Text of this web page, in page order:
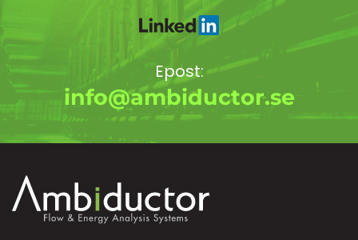
Epost:
info@ambiductor.se